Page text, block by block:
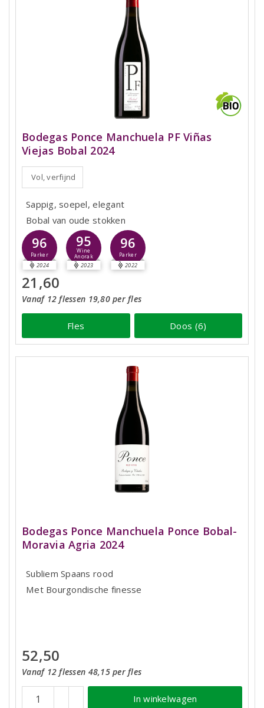
Bodegas Ponce Manchuela PF Viñas
Viejas Bobal 2024
Vol, verfijnd
Sappig, soepel, elegant
Bobal van oude stokken
96
Parker
2024
95
Wine
Anorak
2023
96
Parker
2022
21,60
Vanaf 12 flessen 19,80 per fles
Fles Doos (6)
Bodegas Ponce Manchuela Ponce Bobal-
Moravia Agria 2024
Subliem Spaans rood
Met Bourgondische finesse
52,50
Vanaf 12 flessen 48,15 per fles
In winkelwagen